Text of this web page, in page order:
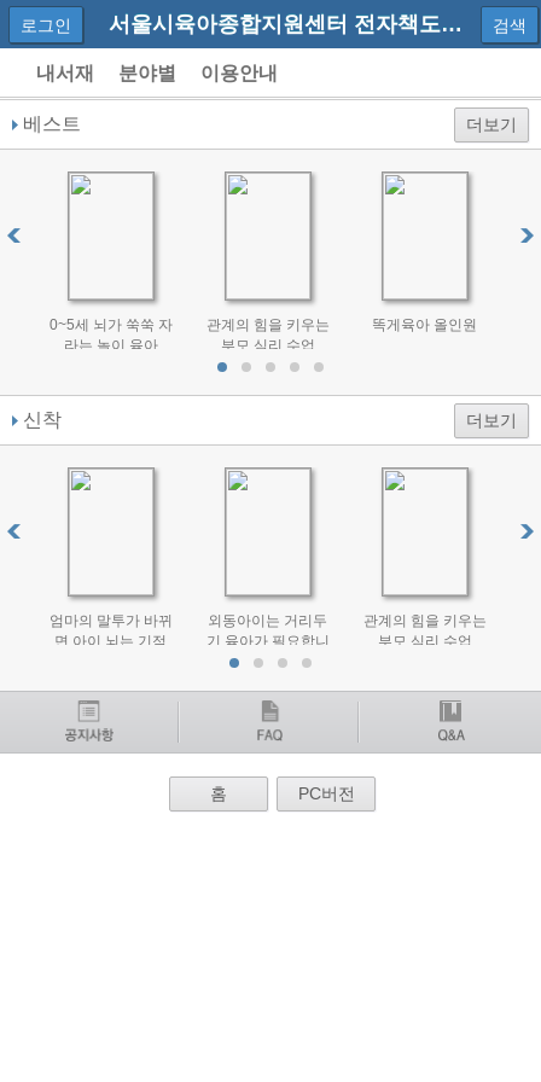
서울시육아종합지원센터 전자책도서관
로그인 검색
내서재 분야별 이용안내
베스트 더보기
0~5세 뇌가 쑥쑥 자
라는 놀이 육아
관계의 힘을 키우는
부모 심리 수업
똑게육아 올인원
신착 더보기
엄마의 말투가 바뀌
면 아이 뇌는 기적
외동아이는 거리두
기 육아가 필요합니
다
관계의 힘을 키우는
부모 심리 수업
홈 PC버전